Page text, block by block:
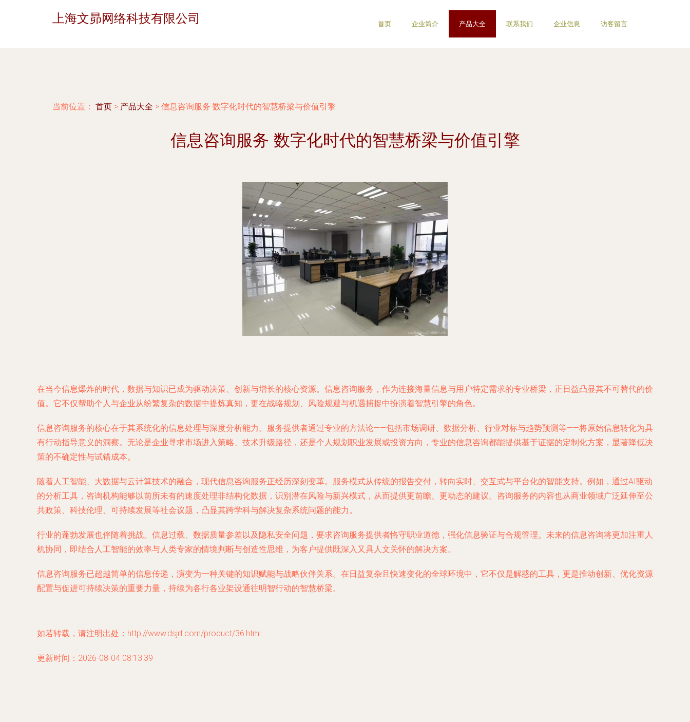
上海文昴网络科技有限公司 首页 企业简介 产品大全 联系我们 企业信息 访客留言
当前位置： 首页 > 产品大全 > 信息咨询服务 数字化时代的智慧桥梁与价值引擎
信息咨询服务 数字化时代的智慧桥梁与价值引擎
在当今信息爆炸的时代，数据与知识已成为驱动决策、创新与增长的核心资源。信息咨询服务，作为连接海量信息与用户特定需求的专业桥梁，正日益凸显其不可替代的价
值。它不仅帮助个人与企业从纷繁复杂的数据中提炼真知，更在战略规划、风险规避与机遇捕捉中扮演着智慧引擎的角色。
信息咨询服务的核心在于其系统化的信息处理与深度分析能力。服务提供者通过专业的方法论——包括市场调研、数据分析、行业对标与趋势预测等——将原始信息转化为具
有行动指导意义的洞察。无论是企业寻求市场进入策略、技术升级路径，还是个人规划职业发展或投资方向，专业的信息咨询都能提供基于证据的定制化方案，显著降低决
策的不确定性与试错成本。
随着人工智能、大数据与云计算技术的融合，现代信息咨询服务正经历深刻变革。服务模式从传统的报告交付，转向实时、交互式与平台化的智能支持。例如，通过AI驱动
的分析工具，咨询机构能够以前所未有的速度处理非结构化数据，识别潜在风险与新兴模式，从而提供更前瞻、更动态的建议。咨询服务的内容也从商业领域广泛延伸至公
共政策、科技伦理、可持续发展等社会议题，凸显其跨学科与解决复杂系统问题的能力。
行业的蓬勃发展也伴随着挑战。信息过载、数据质量参差以及隐私安全问题，要求咨询服务提供者恪守职业道德，强化信息验证与合规管理。未来的信息咨询将更加注重人
机协同，即结合人工智能的效率与人类专家的情境判断与创造性思维，为客户提供既深入又具人文关怀的解决方案。
信息咨询服务已超越简单的信息传递，演变为一种关键的知识赋能与战略伙伴关系。在日益复杂且快速变化的全球环境中，它不仅是解惑的工具，更是推动创新、优化资源
配置与促进可持续决策的重要力量，持续为各行各业架设通往明智行动的智慧桥梁。
如若转载，请注明出处：http://www.dsjrt.com/product/36.html
更新时间：2026-08-04 08:13:39